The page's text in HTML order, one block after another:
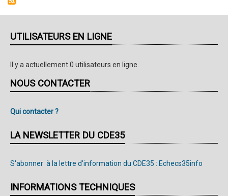
UTILISATEURS EN LIGNE
Il y a actuellement 0 utilisateurs en ligne.
NOUS CONTACTER
Qui contacter ?
LA NEWSLETTER DU CDE35
S'abonner à la lettre d'information du CDE35 : Echecs35info
INFORMATIONS TECHNIQUES